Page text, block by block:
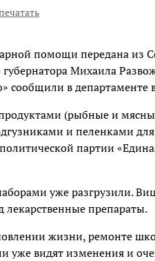
помощи передана из
Михаила
сообщили в департаменте
(рыбные и
и пеленками
партии
уже разгрузили.
лекарственные препараты.
жизни, ремонте
уже видят изменения и